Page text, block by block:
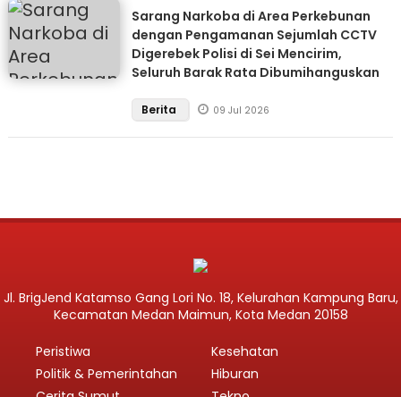
Sarang Narkoba di Area Perkebunan
dengan Pengamanan Sejumlah CCTV
Digerebek Polisi di Sei Mencirim,
Seluruh Barak Rata Dibumihanguskan
Berita 09 Jul 2026
Jl. BrigJend Katamso Gang Lori No. 18, Kelurahan Kampung Baru,
Kecamatan Medan Maimun, Kota Medan 20158
Peristiwa
Politik & Pemerintahan
Kesehatan
Hiburan